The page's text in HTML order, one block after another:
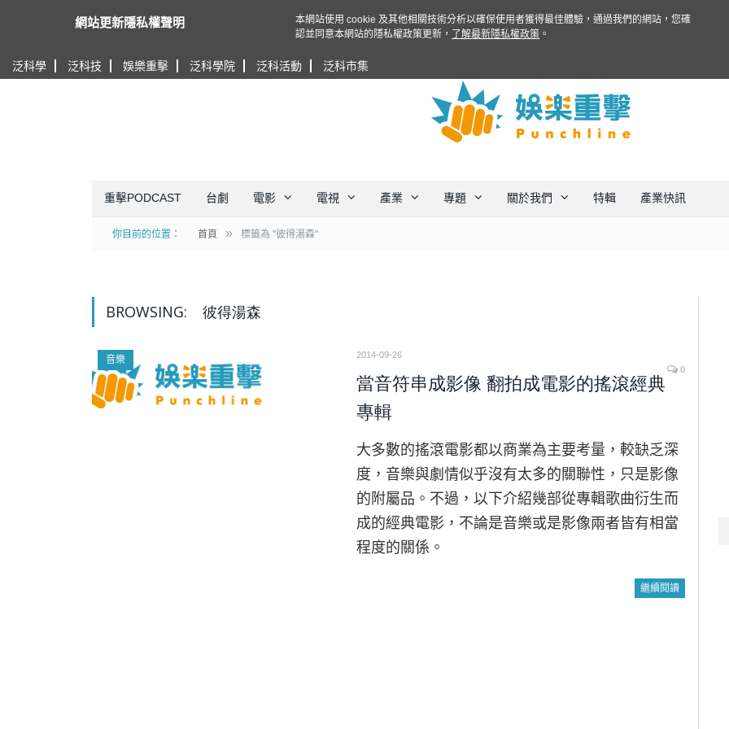
泛科學 泛科技 娛樂重擊 泛科學院 泛科活動 泛科市集
重擊PODCAST 台劇 電影 電視 產業 專題 關於我們 特輯 產業快訊
你目前的位置： 首頁 » 標籤為 "彼得湯森"
BROWSING: 彼得湯森
音樂
2014-09-26
0
當音符串成影像 翻拍成電影的搖滾經典
專輯
大多數的搖滾電影都以商業為主要考量，較缺乏深
度，音樂與劇情似乎沒有太多的關聯性，只是影像
的附屬品。不過，以下介紹幾部從專輯歌曲衍生而
成的經典電影，不論是音樂或是影像兩者皆有相當
程度的關係。
繼續閱讀
網站更新隱私權聲明
本網站使用 cookie 及其他相關技術分析以確保使用者獲得最佳體驗，通過我們的網站，您確
認並同意本網站的隱私權政策更新，
了解最新隱私權政策 。